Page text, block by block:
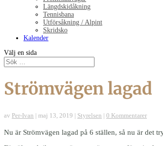
Längdskidåkning
Tennisbana
Utförsåkning / Alpint
Skridsko
Kalender
Välj en sida
Strömvägen lagad
av Per-Ivan | maj 13, 2019 | Styrelsen | 0 Kommentarer
Nu är Strömvägen lagad på 6 ställen, så nu är det